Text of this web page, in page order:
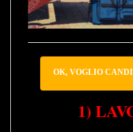
OK, VOGLIO
1)